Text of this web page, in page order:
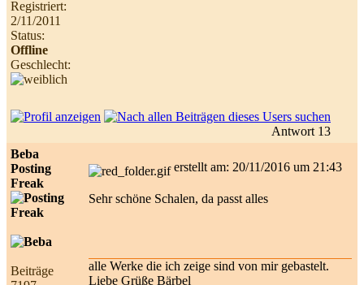
Registriert:
2/11/2011
Status:
Offline
Geschlecht:
Antwort 13
Beba
Posting
Freak
Beiträge
erstellt am: 20/11/2016 um 21:43
Sehr schöne Schalen, da passt alles
alle Werke die ich zeige sind von mir gebastelt.
Liebe Grüße Bärbel